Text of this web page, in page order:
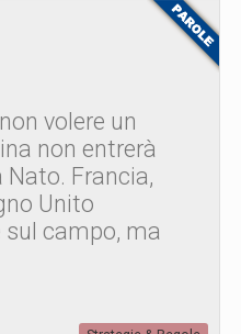
volere un
non entrerà
Francia,
Unito
campo, ma